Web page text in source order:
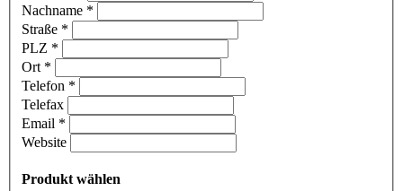
Nachname *
Straße *
PLZ *
Ort *
Telefon *
Telefax
Email *
Website
Produkt wählen